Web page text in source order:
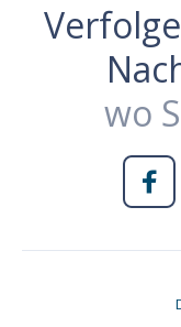
wo
